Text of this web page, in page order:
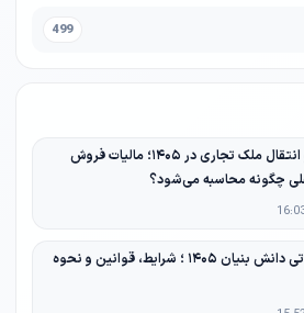
499
مالیات نقل و انتقال ملک تجاری در ۱۴۰۵؛ مالیات فروش
چگونه محاسبه می‌شود؟
معافیت مالیاتی دانش‌ بنیان ۱۴۰۵ ؛ شرایط، قوانین و نحوه